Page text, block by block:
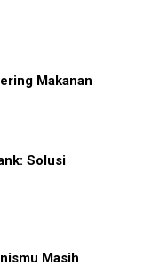
Makanan
Solusi
Masih